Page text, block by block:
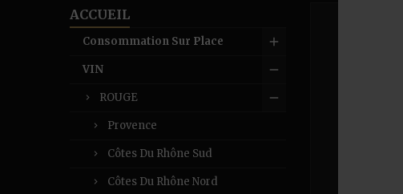
ACCUEIL
Consommation Sur Place
VIN
ROUGE
Provence
Côtes Du Rhône Sud
Côtes Du Rhône Nord